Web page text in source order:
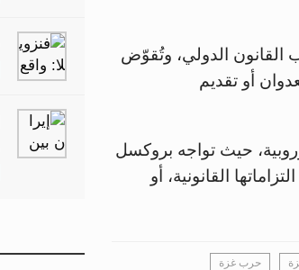
القانون الدولي، وتُقوّض
أو تقديم
حيث تواجه بروكسل
القانونية، أو
حرب غزة